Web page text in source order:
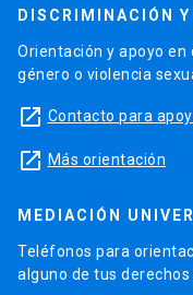
DISCRIMINACIÓN
Orientación y apoyo en
género o violencia
launch Contacto para
launch Más orientación
MEDIACIÓN
Teléfonos para
alguno de tus